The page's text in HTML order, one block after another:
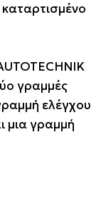
γραμμές
ελέγχου
μια γραμμή